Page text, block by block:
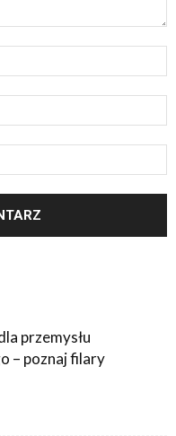
przemysłu
– poznaj filary